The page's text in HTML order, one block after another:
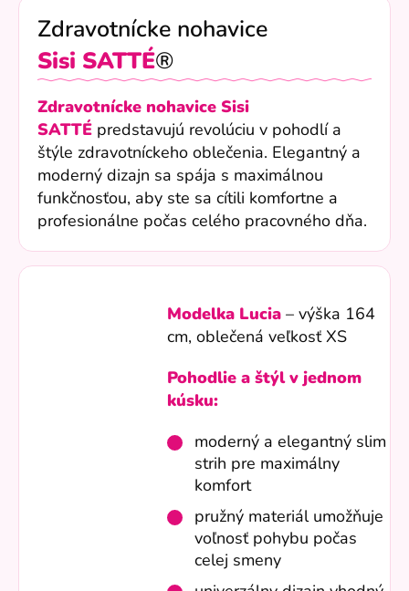
Zdravotnícke nohavice
Sisi SATTÉ®
Zdravotnícke nohavice Sisi
SATTÉ predstavujú revolúciu v pohodlí a
štýle zdravotníckeho oblečenia. Elegantný a
moderný dizajn sa spája s maximálnou
funkčnosťou, aby ste sa cítili komfortne a
profesionálne počas celého pracovného dňa.
Modelka Lucia – výška 164
cm, oblečená veľkosť XS
Pohodlie a štýl v jednom
kúsku:
moderný a elegantný slim
strih pre maximálny
komfort
pružný materiál umožňuje
voľnosť pohybu počas
celej smeny